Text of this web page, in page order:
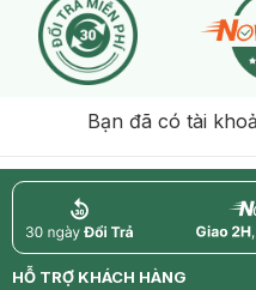
Bạn đã có tài
return
HỖ TRỢ KHÁCH HÀNG